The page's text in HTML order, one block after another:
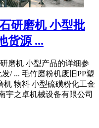
研磨机 小型批
货源 ...
磨机 小型产品的详细参
/ ... 毛竹磨粉机废旧PP塑
物料 小型硫磺粉化工金
宇之卓机械设备有限公司